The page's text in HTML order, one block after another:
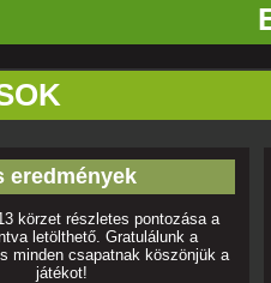
eredmények
körzet részletes pontozása a
letölthető. Gratulálunk a
minden csapatnak köszönjük a
játékot!